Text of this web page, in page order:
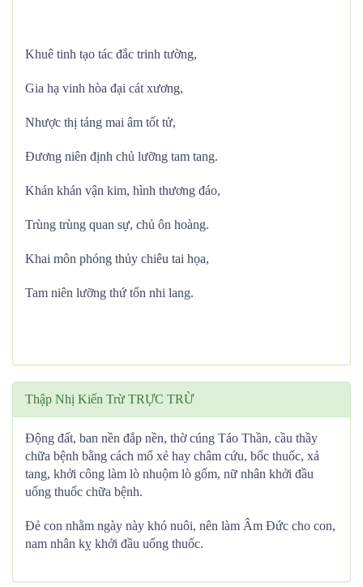
Khuê tinh tạo tác đắc trinh tường,
Gia hạ vinh hòa đại cát xương,
Nhược thị táng mai âm tốt tử,
Đương niên định chủ lưỡng tam tang.
Khán khán vận kim, hình thương đáo,
Trùng trùng quan sự, chủ ôn hoàng.
Khai môn phóng thủy chiêu tai họa,
Tam niên lưỡng thứ tổn nhi lang.
Thập Nhị Kiến Trừ TRỰC TRỪ
Động đất, ban nền đắp nền, thờ cúng Táo Thần, cầu thầy
chữa bệnh bằng cách mổ xẻ hay châm cứu, bốc thuốc, xả
tang, khởi công làm lò nhuộm lò gốm, nữ nhân khởi đầu
uống thuốc chữa bệnh.
Đẻ con nhằm ngày này khó nuôi, nên làm Âm Đức cho con,
nam nhân kỵ khởi đầu uống thuốc.